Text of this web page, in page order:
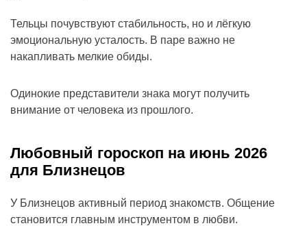
Тельцы почувствуют стабильность, но и лёгкую
эмоциональную усталость. В паре важно не
накапливать мелкие обиды.
Одинокие представители знака могут получить
внимание от человека из прошлого.
Любовный гороскоп на июнь 2026
для Близнецов
У Близнецов активный период знакомств. Общение
становится главным инструментом в любви.